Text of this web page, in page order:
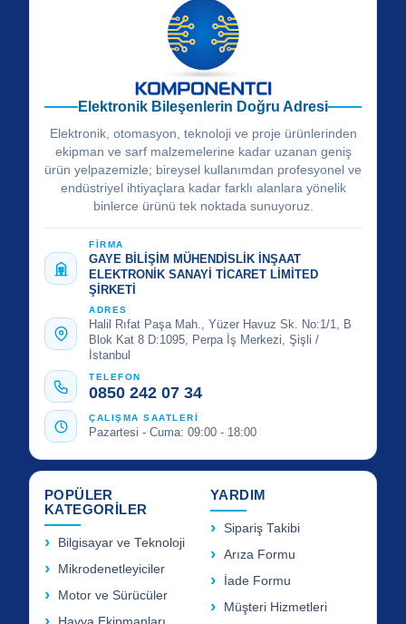
Elektronik Bileşenlerin Doğru Adresi
Elektronik, otomasyon, teknoloji ve proje ürünlerinden
ekipman ve sarf malzemelerine kadar uzanan geniş
ürün yelpazemizle; bireysel kullanımdan profesyonel ve
endüstriyel ihtiyaçlara kadar farklı alanlara yönelik
binlerce ürünü tek noktada sunuyoruz.
FİRMA
GAYE BİLİŞİM MÜHENDİSLİK İNŞAAT
ELEKTRONİK SANAYİ TİCARET LİMİTED
ŞİRKETİ
ADRES
Halil Rıfat Paşa Mah., Yüzer Havuz Sk. No:1/1, B
Blok Kat 8 D:1095, Perpa İş Merkezi, Şişli /
İstanbul
TELEFON
0850 242 07 34
ÇALIŞMA SAATLERİ
Pazartesi - Cuma: 09:00 - 18:00
POPÜLER
KATEGORİLER
Bilgisayar ve Teknoloji
Mikrodenetleyiciler
Motor ve Sürücüler
YARDIM
Sipariş Takibi
Arıza Formu
İade Formu
Müşteri Hizmetleri